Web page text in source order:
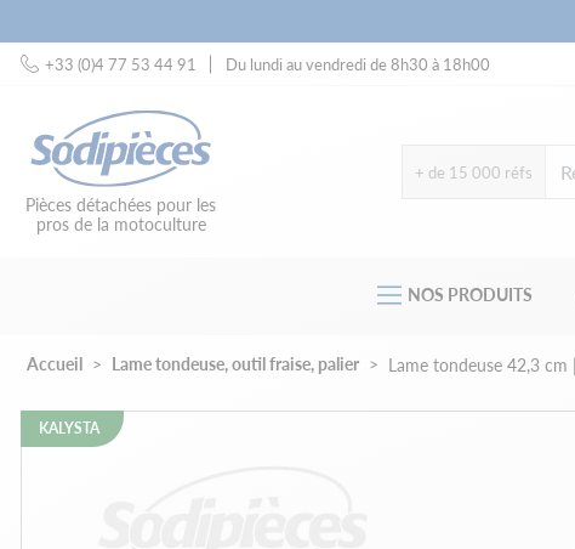
+33 (0)4 77 53 44 91
Du lundi au vendredi de 8h30 à 18h00
Pièces détachées pour les
pros de la motoculture
+ de 15 000 réfs
NOS PRODUITS
Accueil Lame tondeuse, outil fraise, palier Lame tondeuse 42,3
KALYSTA